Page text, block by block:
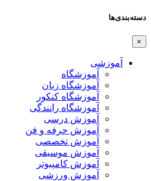
دسته‌بندی‌ها
×
آموزشی
آموزشگاه
آموزشگاه زبان
آموزشگاه کنکور
آموزشگاه رانندگی
آموزش درسی
آموزش حرفه و فن
آموزش تخصصی
آموزش موسیقی
آموزش کامپیوتر
آموزش ورزشی